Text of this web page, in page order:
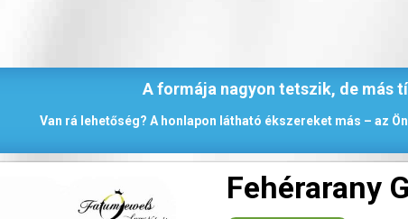
A formája nagyon tetszik, de más
Van rá lehetőség? A honlapon látható ékszereket más – az
Fehérarany